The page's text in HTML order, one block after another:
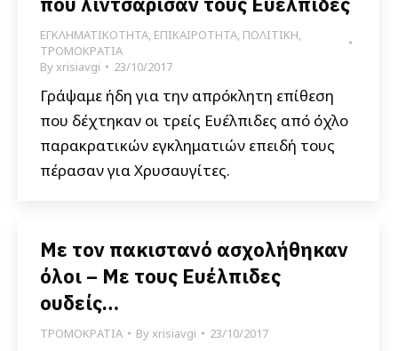
ΕΓΚΛΗΜΑΤΙΚΟΤΗΤΑ, ΕΠΙΚΑΙΡΟΤΗΤΑ, ΠΟΛΙΤΙΚΗ,
ΤΡΟΜΟΚΡΑΤΙΑ
Byxrisiavgi 23/10/2017
Γράψαμε ήδη για την απρόκλητη επίθεση
που δέχτηκαν οι τρείς Ευέλπιδες από όχλο
παρακρατικών εγκληματιών επειδή τους
πέρασαν για Χρυσαυγίτες.
Με τον πακιστανό ασχολήθηκαν
όλοι – Με τους Ευέλπιδες
ουδείς…
ΤΡΟΜΟΚΡΑΤΙΑ Byxrisiavgi 23/10/2017